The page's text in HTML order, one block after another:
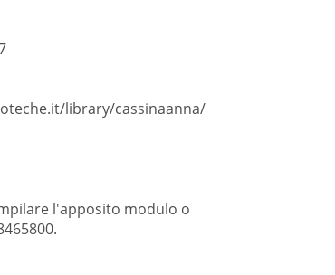
library/cassinaanna/
l'apposito modulo o